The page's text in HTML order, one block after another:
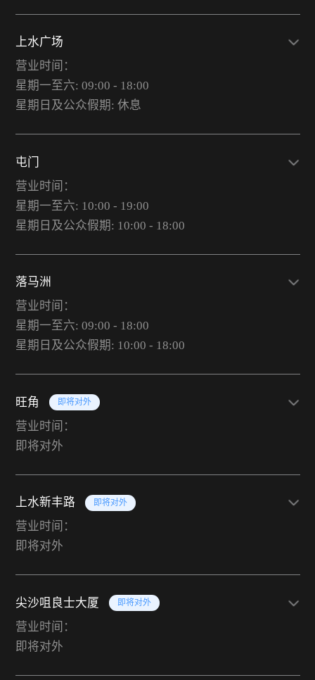
上水广场
营业时间：
星期一至六: 09:00 - 18:00
星期日及公众假期: 休息
屯门
营业时间：
星期一至六: 10:00 - 19:00
星期日及公众假期: 10:00 - 18:00
落马洲
营业时间：
星期一至六: 09:00 - 18:00
星期日及公众假期: 10:00 - 18:00
旺角 即将对外
营业时间：
即将对外
上水新丰路 即将对外
营业时间：
即将对外
尖沙咀良士大厦 即将对外
营业时间：
即将对外